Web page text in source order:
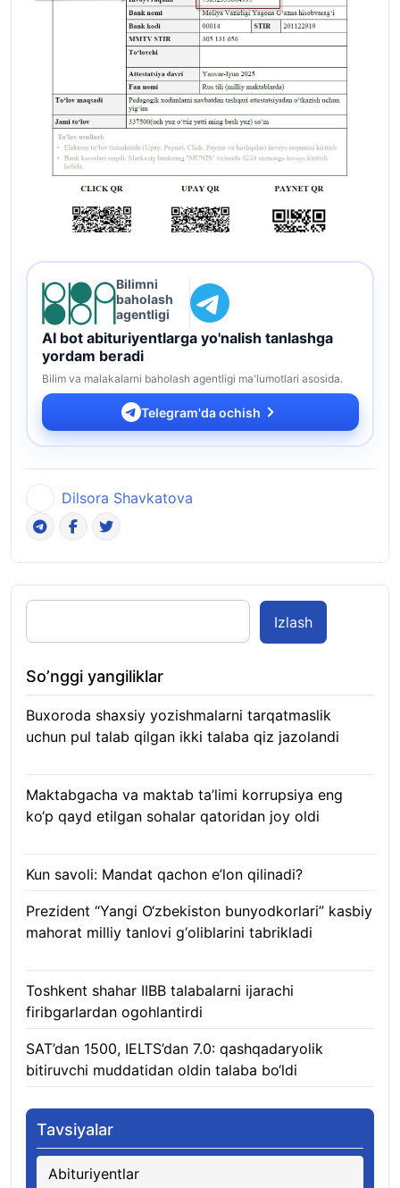
Bilimni
baholash
agentligi
AI bot abituriyentlarga yo'nalish tanlashga
yordam beradi
Bilim va malakalarni baholash agentligi ma'lumotlari asosida.
Telegram'da ochish
Dilsora Shavkatova
Izlash
So’nggi yangiliklar
Buxoroda shaxsiy yozishmalarni tarqatmaslik
uchun pul talab qilgan ikki talaba qiz jazolandi
Maktabgacha va maktab ta’limi korrupsiya eng
ko‘p qayd etilgan sohalar qatoridan joy oldi
Kun savoli: Mandat qachon e’lon qilinadi?
Prezident “Yangi O‘zbekiston bunyodkorlari” kasbiy
mahorat milliy tanlovi g‘oliblarini tabrikladi
Toshkent shahar IIBB talabalarni ijarachi
firibgarlardan ogohlantirdi
SAT’dan 1500, IELTS’dan 7.0: qashqadaryolik
bitiruvchi muddatidan oldin talaba bo‘ldi
Tavsiyalar
Abituriyentlar